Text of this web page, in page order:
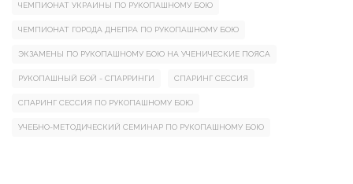
ЧЕМПИОНАТ УКРАИНЫ ПО РУКОПАШНОМУ БОЮ
ЧЕМПИОНАТ ГОРОДА ДНЕПРА ПО РУКОПАШНОМУ БОЮ
ЭКЗАМЕНЫ ПО РУКОПАШНОМУ БОЮ НА УЧЕНИЧЕСКИЕ ПОЯСА
РУКОПАШНЫЙ БОЙ - СПАРРИНГИ СПАРИНГ СЕССИЯ
СПАРИНГ СЕССИЯ ПО РУКОПАШНОМУ БОЮ
УЧЕБНО-МЕТОДИЧЕСКИЙ СЕМИНАР ПО РУКОПАШНОМУ БОЮ